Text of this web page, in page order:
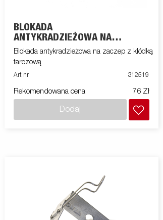
BLOKADA
ANTYKRADZIEŻOWA NA
ZACZEP
Blokada antykradzieżowa na zaczep z kłódką
tarczową
Art nr 312519
Rekomendowana cena 76 Zł
Dodaj